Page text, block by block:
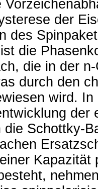
der
des
die
die in der
durch den
wird.
der
die Schottky-
Kapazität